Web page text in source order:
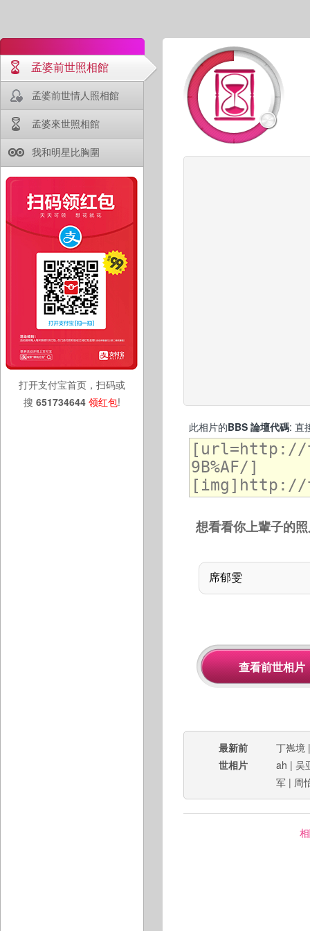
孟婆前世照相館
孟婆前世情人照相館
孟婆來世照相館
我和明星比胸圍
打开支付宝首页，扫码或
搜 651734644 领红包!
此相片的BBS 論壇代碼: 直
想看看你上輩子的
最新前
世相片
丁嶲境
ah | 吴
军 | 周